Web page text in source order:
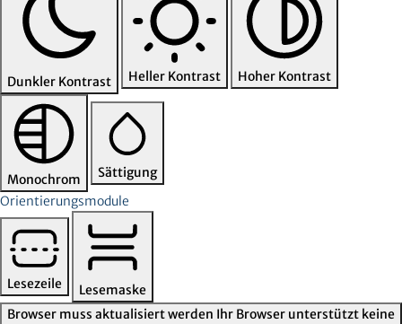
Dunkler Kontrast Heller Kontrast Hoher Kontrast
Monochrom
Sättigung
Orientierungsmodule
Lesezeile
Lesemaske
Browser muss aktualisiert werden Ihr Browser unterstützt keine